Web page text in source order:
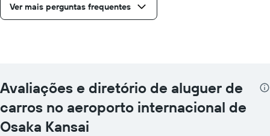
Ver mais perguntas frequentes
Avaliações e diretório de aluguer de
carros no aeroporto internacional de
Osaka Kansai